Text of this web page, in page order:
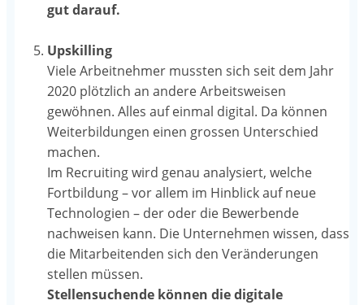
gut darauf.
Upskilling
Viele Arbeitnehmer mussten sich seit dem Jahr
2020 plötzlich an andere Arbeitsweisen
gewöhnen. Alles auf einmal digital. Da können
Weiterbildungen einen grossen Unterschied
machen.
Im Recruiting wird genau analysiert, welche
Fortbildung – vor allem im Hinblick auf neue
Technologien – der oder die Bewerbende
nachweisen kann. Die Unternehmen wissen, dass
die Mitarbeitenden sich den Veränderungen
stellen müssen.
Stellensuchende können die digitale